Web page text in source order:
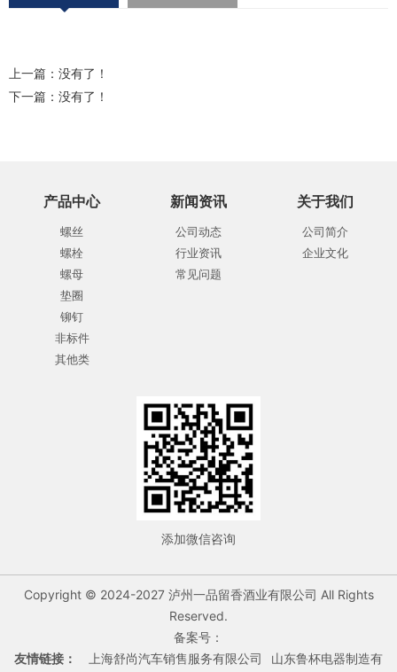
上一篇：没有了！
下一篇：没有了！
产品中心
螺丝
螺栓
螺母
垫圈
铆钉
非标件
其他类
新闻资讯
公司动态
行业资讯
常见问题
关于我们
公司简介
企业文化
添加微信咨询
Copyright © 2024-2027 泸州一品留香酒业有限公司 All Rights
Reserved.
备案号：
友情链接：
上海舒尚汽车销售服务有限公司
山东鲁杯电器制造有